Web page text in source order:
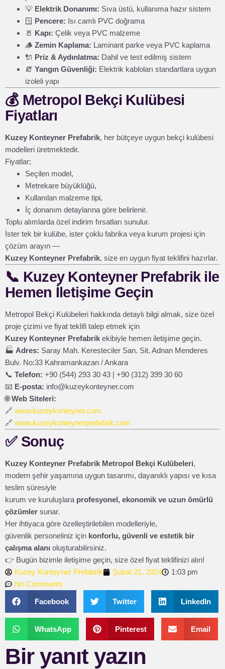
💡 Elektrik Donanımı: Sıva üstü, kullanıma hazır sistem
🪟 Pencere: Isı camlı PVC doğrama
🚪 Kapı: Çelik veya PVC malzeme
🪵 Zemin Kaplama: Laminant parke veya PVC kaplama
🔌 Priz & Aydınlatma: Dahil ve test edilmiş sistem
🧯 Yangın Güvenliği: Elektrik kabloları standartlara uygun
izoleli yapı
💰 Metropol Bekçi Kulübesi
Fiyatları
Kuzey Konteyner Prefabrik, her bütçeye uygun bekçi kulübesi
modelleri üretmektedir.
Fiyatlar;
Seçilen model,
Metrekare büyüklüğü,
Kullanılan malzeme tipi,
İç donanım detaylarına göre belirlenir.
Toplu alımlarda özel indirim fırsatları sunulur.
İster tek bir kulübe, ister çoklu fabrika veya kurum projesi için
çözüm arayın —
Kuzey Konteyner Prefabrik, size en uygun fiyat teklifini hazırlar.
📞 Kuzey Konteyner Prefabrik ile
Hemen İletişime Geçin
Metropol Bekçi Kulübeleri hakkında detaylı bilgi almak, size özel
proje çizimi ve fiyat teklifi talep etmek için
Kuzey Konteyner Prefabrik ekibiyle hemen iletişime geçin.
🏭 Adres: Saray Mah. Keresteciler San. Sit. Adnan Menderes
Bulv. No:33 Kahramankazan / Ankara
📞 Telefon: +90 (544) 293 30 43 | +90 (312) 399 30 60
📧 E-posta: info@kuzeykonteyner.com
🌐Web Siteleri:
🔗 www.kuzeykonteyner.com
🔗 www.kuzeykonteynerprefabrik.com
✅ Sonuç
Kuzey Konteyner Prefabrik Metropol Bekçi Kulübeleri,
modern şehir yaşamına uygun tasarımı, dayanıklı yapısı ve kısa
teslim süresiyle
kurum ve kuruluşlara profesyonel, ekonomik ve uzun ömürlü
çözümler sunar.
Her ihtiyaca göre özelleştirilebilen modelleriyle,
güvenlik personeliniz için konforlu, güvenli ve estetik bir
çalışma alanı oluşturabilirsiniz.
👉 Bugün bizimle iletişime geçin, size özel fiyat teklifinizi alın!
Kuzey Konteyner Prefabrik
Şubat 21, 2024
1:03 pm
No Comments
Facebook Twitter LinkedIn
WhatsApp Pinterest Email
Bir yanıt yazın